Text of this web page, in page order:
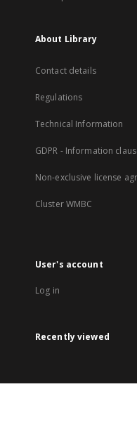
About Library
Contact details
Regulations
Technical Information
GDPR - Information
Non-exclusive license
Cluster WMBC
User's account
Log in
Recently viewed